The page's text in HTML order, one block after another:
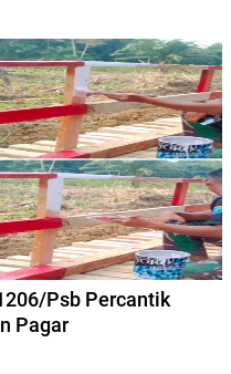
Psb Percantik
Pagar